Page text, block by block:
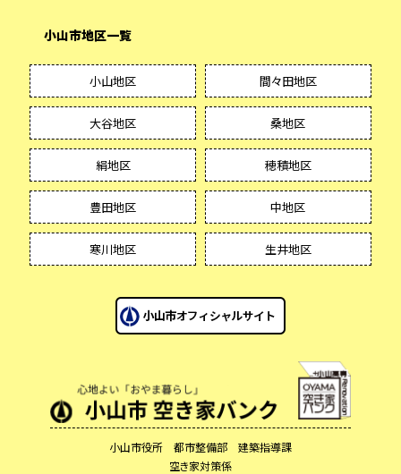
小山市地区一覧
小山地区 間々田地区
大谷地区 桑地区
絹地区 穂積地区
豊田地区 中地区
寒川地区 生井地区
小山市役所 都市整備部 建築指導課
空き家対策係